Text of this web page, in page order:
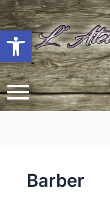
Barber
Ouvrir la